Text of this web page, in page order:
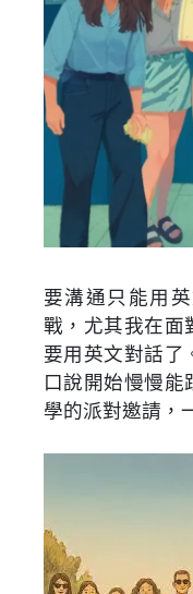
要溝通只能用
戰，尤其我在面
要用英文對話了
口說開始慢慢能
學的派對邀請，